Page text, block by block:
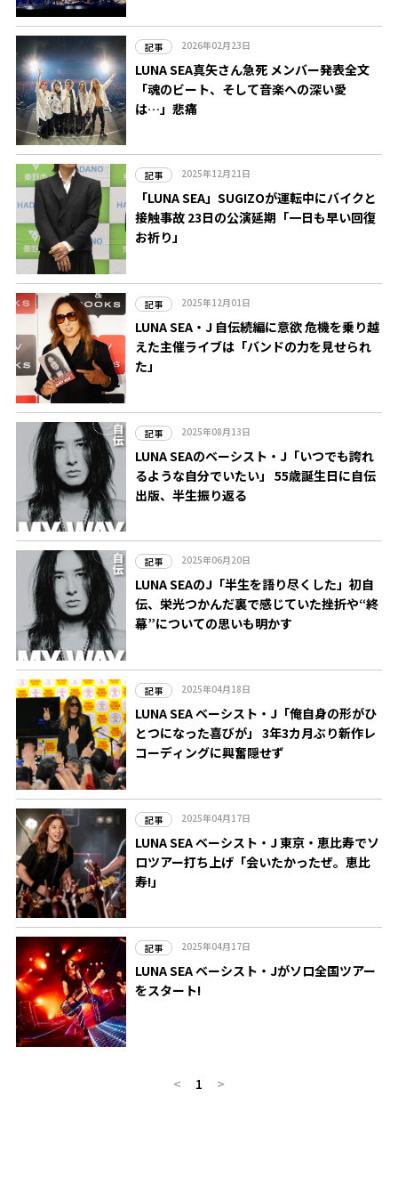
記事 2026年02月23日
LUNA SEA真矢さん急死 メンバー発表全文
「魂のビート、そして音楽への深い愛
は…」悲痛
記事 2025年12月21日
「LUNA SEA」SUGIZOが運転中にバイクと
接触事故 23日の公演延期「一日も早い回復
お祈り」
記事 2025年12月01日
LUNA SEA・J 自伝続編に意欲 危機を乗り越
えた主催ライブは「バンドの力を見せられ
た」
記事 2025年08月13日
LUNA SEAのベーシスト・J「いつでも誇れ
るような自分でいたい」 55歳誕生日に自伝
出版、半生振り返る
記事 2025年06月20日
LUNA SEAのJ「半生を語り尽くした」初自
伝、栄光つかんだ裏で感じていた挫折や“終
幕”についての思いも明かす
記事 2025年04月18日
LUNA SEA ベーシスト・J「俺自身の形がひ
とつになった喜びが」 3年3カ月ぶり新作レ
コーディングに興奮隠せず
記事 2025年04月17日
LUNA SEA ベーシスト・J 東京・恵比寿でソ
ロツアー打ち上げ「会いたかったぜ。恵比
寿!」
記事 2025年04月17日
LUNA SEA ベーシスト・Jがソロ全国ツアー
をスタート!
< 1 >